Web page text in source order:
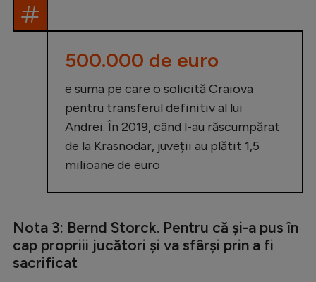
500.000 de euro
e suma pe care o solicită Craiova
pentru transferul definitiv al lui
Andrei. În 2019, când l-au răscumpărat
de la Krasnodar, juveții au plătit 1,5
milioane de euro
Nota 3: Bernd Storck. Pentru că și-a pus în
cap propriii jucători și va sfârși prin a fi
sacrificat